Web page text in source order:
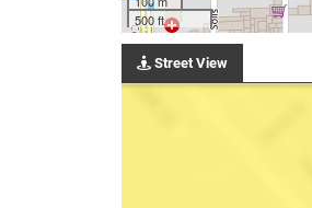
500 ft
Street View